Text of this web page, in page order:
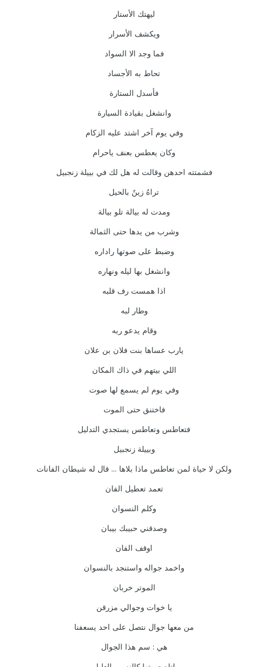
ليهتك الأستار
ويكشف الأسرار
فما وجد الا السواد
تحاط به الأجساد
فأسدل الستارة
وانشغل بقيادة السيارة
وفي يوم آخر اشتد عليه الزكام
وكان يعطس بعنف ياحرام
فشمتته احدهن وقالت له هل لك في بييلة زنجبيل
تراهُ زينٌ بالحيل
ومدت له بيالة تلو بيالة
وشرب من يدها حتى الثمالة
وضبط على صوتها راداره
وانشغل بها ليله ونهاره
اذا همست رف قلبه
وطار لبه
وقام يدعو ربه
يارب عساها بنت فلان بن علان
اللي بيتهم في ذاك المكان
وفي يوم لم يسمع لها صوت
فاختنق حتى الموت
فتعاطس وتعاطس يستجدي التدليل
وبييلة زنجبيل
ولكن لا حياة لمن تعاطس ماذا بلاها ... قال له شيطان الفانات
تعمد تعطيل الفان
وكلم النسوان
وصدقني حبيبك بيبان
اوقف الفان
واخمد جواله واستنجد بالنسوان
الموتر خربان
يا خوات وجوالي مزرقن
من معها جوال نتصل على احد يسعفنا
هي : سم هذا الجوال